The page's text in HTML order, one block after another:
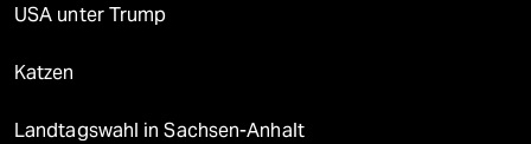
USA unter Trump
Katzen
Landtagswahl in Sachsen-Anhalt